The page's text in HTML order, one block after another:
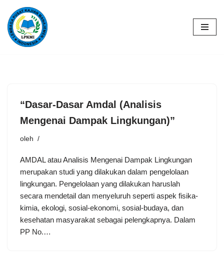
Lompat
ke
“Dasar-Dasar Amdal (Analisis
Mengenai Dampak Lingkungan)”
oleh
AMDAL atau Analisis Mengenai Dampak Lingkungan
merupakan studi yang dilakukan dalam pengelolaan
lingkungan. Pengelolaan yang dilakukan haruslah
secara mendetail dan menyeluruh seperti aspek fisika-
kimia, ekologi, sosial-ekonomi, sosial-budaya, dan
kesehatan masyarakat sebagai pelengkapnya. Dalam
PP No.…